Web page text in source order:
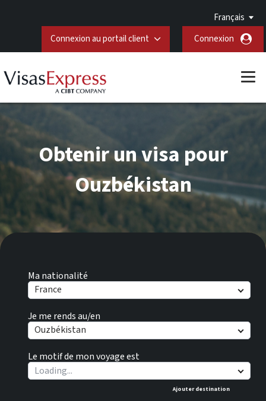
Français
Connexion au portail client
Connexion
Ma nationalité
France
Je me rends au/en
Ouzbékistan
Le motif de mon voyage est
Ajouter destination
Obtenir un visa pour
Ouzbékistan